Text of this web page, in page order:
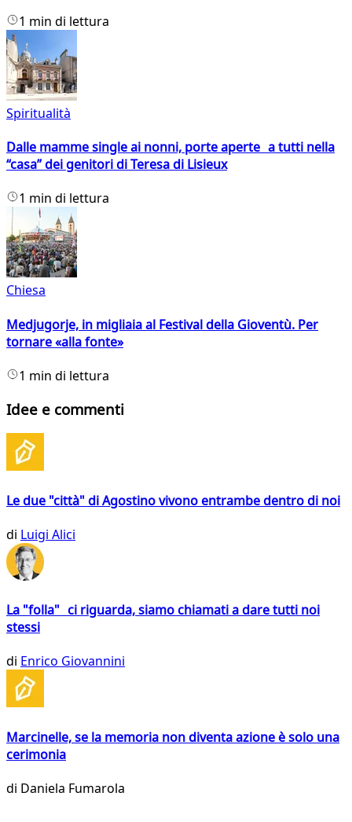
1 min di lettura
Spiritualità
Dalle mamme single ai nonni, porte aperte a tutti nella
“casa” dei genitori di Teresa di Lisieux
1 min di lettura
Chiesa
Medjugorje, in migliaia al Festival della Gioventù. Per
tornare «alla fonte»
1 min di lettura
Idee e commenti
Le due "città" di Agostino vivono entrambe dentro di noi
di Luigi Alici
La "folla" ci riguarda, siamo chiamati a dare tutti noi
stessi
di Enrico Giovannini
Marcinelle, se la memoria non diventa azione è solo una
cerimonia
di Daniela Fumarola